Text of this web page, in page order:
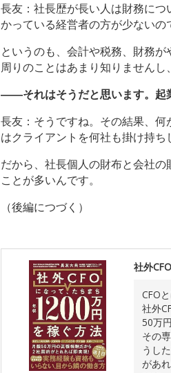
長友：社長歴が長い人は財務に
かっている経営者の方が少ないの
というのも、会計や税務、財務
周りのことはあまり知りませんし
――それはそうだと思います。起
長友：そうですね。その結果、
はクライアントを何社も掛け持
だから、社長個人の財布と会社
ことが多いんです。
（後編につづく）
社外
CFO
社外
50万
その
うし
があ